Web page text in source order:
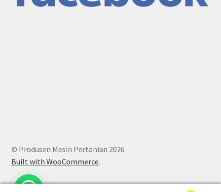
© Produsen Mesin Pertanian 2026
Built with WooCommerce.